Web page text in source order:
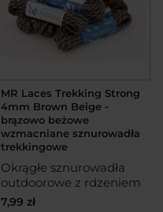
MR Laces Trekking Strong
4mm Brown Beige -
brązowo beżowe
wzmacniane sznurowadła
trekkingowe
Okrągłe sznurowadła
outdoorowe z rdzeniem
7,99 zł